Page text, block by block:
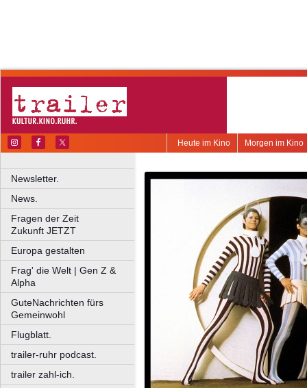
Morgen im Kino
Heute im Kino
Newsletter.
News.
Fragen der Zeit
Zukunft JETZT
Europa gestalten
Frag' die Welt | Gen Z &
Alpha
GuteNachrichten fürs
Gemeinwohl
Flugblatt.
trailer-ruhr podcast.
trailer zahl-ich.